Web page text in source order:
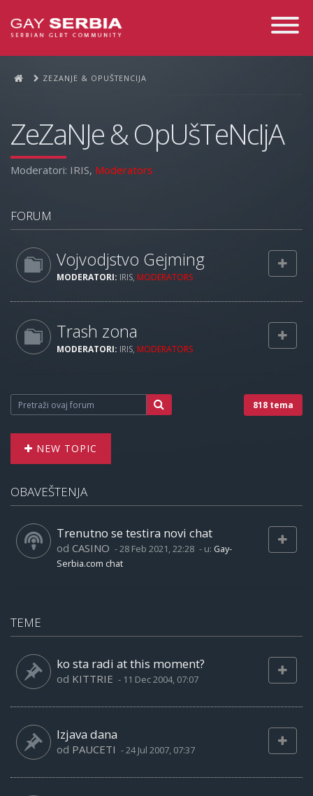
Toggle
ZEZANJE & OPUŠTENCIJA
ZeZaNJe & OpUšTeNcIjA
Moderatori: IRIS, Moderators
FORUM
Vojvodjstvo Gejming
MODERATORI: IRIS, MODERATORS
Trash zona
MODERATORI: IRIS, MODERATORS
818 tema
NEW TOPIC
OBAVEŠTENJA
Trenutno se testira novi chat
od CASINO -28 Feb 2021, 22:28 - u: Gay-
Serbia.com chat
TEME
ko sta radi at this moment?
od KITTRIE - 11 Dec 2004, 07:07
Izjava dana
od PAUCETI -24 Jul 2007, 07:37